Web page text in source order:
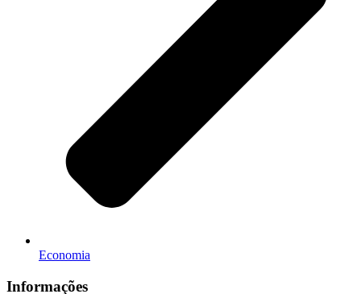
Economia
Informações